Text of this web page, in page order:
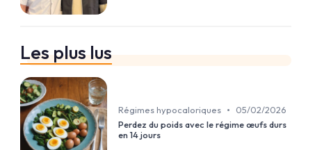
Les plus lus
Régimes hypocaloriques •
05/02/2026
Perdez du poids avec le régime œufs durs
en 14 jours